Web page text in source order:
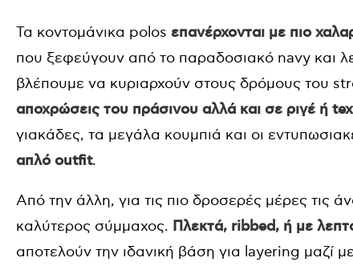
Τα κοντομάνικα polos επανέρχονται με πιο
που ξεφεύγουν από το παραδοσιακό navy και
βλέπουμε να κυριαρχούν στους δρόμους του
αποχρώσεις του πράσινου αλλά και σε ριγέ ή
γιακάδες, τα μεγάλα κουμπιά και οι
απλό outfit.
Από την άλλη, για τις πιο δροσερές μέρες τις
καλύτερος σύμμαχος. Πλεκτά, ribbed, ή με
αποτελούν την ιδανική βάση για layering μαζί με